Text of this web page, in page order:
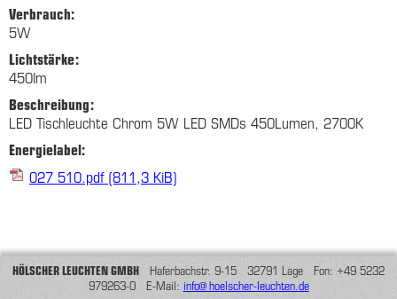
Verbrauch:
5W
Lichtstärke:
450lm
Beschreibung:
LED Tischleuchte Chrom 5W LED SMDs 450Lumen, 2700K
Energielabel:
027 510.pdf(811,3 KiB)
HÖLSCHER LEUCHTEN GMBH Haferbachstr. 9-15 32791 Lage Fon: +49 5232
979263-0 E-Mail: info@hoelscher-leuchten.de